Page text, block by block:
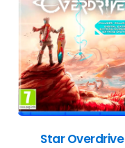
Star Overdrive